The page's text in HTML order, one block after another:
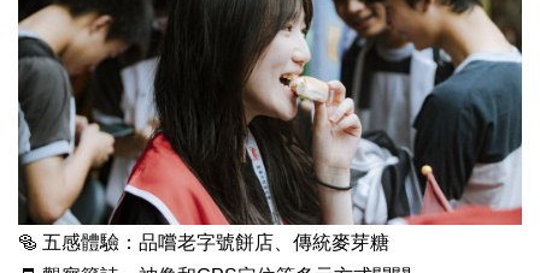
🥯 五感體驗 ：品嚐老字號餅店、傳統麥芽糖